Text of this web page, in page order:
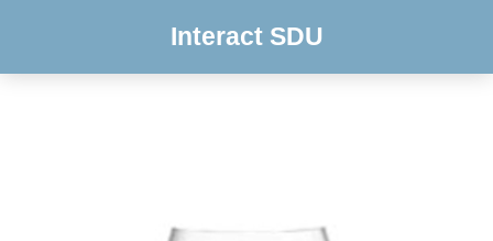
Interact SDU